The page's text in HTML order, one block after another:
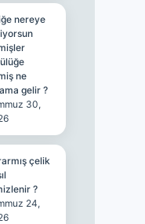
nereye
ne
gelir ?
30,
çelik
?
24,